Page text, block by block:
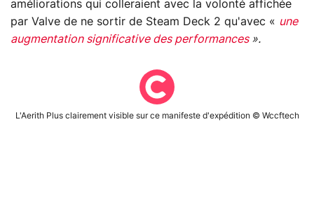
améliorations qui colleraient avec la volonté affichée
par Valve de ne sortir de Steam Deck 2 qu'avec « une
augmentation significative des performances».
L'Aerith Plus clairement visible sur ce manifeste d'expédition © Wccftech